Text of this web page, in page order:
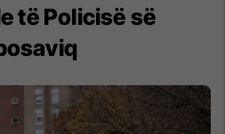
të Policisë së